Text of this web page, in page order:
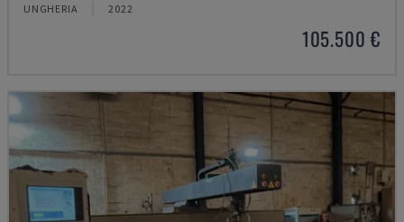
UNGHERIA 2022
105.500 €